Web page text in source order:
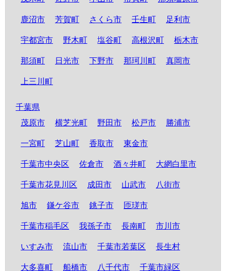
鹿沼市 芳賀町 さくら市 壬生町 足利市
宇都宮市 野木町 塩谷町 高根沢町 栃木市
那須町 日光市 下野市 那珂川町 真岡市
上三川町
千葉県
茂原市
横芝光町 野田市 松戸市 勝浦市
一宮町 芝山町 香取市 東金市
千葉市中央区 佐倉市 酒々井町 大網白里市
千葉市花見川区 成田市 山武市 八街市
旭市 鎌ケ谷市 銚子市 匝瑳市
千葉市稲毛区 我孫子市 長南町 市川市
いすみ市 流山市 千葉市若葉区 長生村
大多喜町 船橋市 八千代市 千葉市緑区